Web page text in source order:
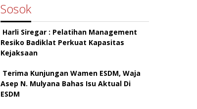
Sosok
Harli Siregar : Pelatihan Management
Resiko Badiklat Perkuat Kapasitas
Kejaksaan
Terima Kunjungan Wamen ESDM, Waja
Asep N. Mulyana Bahas Isu Aktual Di
ESDM